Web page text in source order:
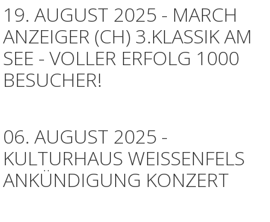
19. AUGUST 2025 - MARCH
ANZEIGER (CH) 3.KLASSIK AM
SEE - VOLLER ERFOLG 1000
BESUCHER!
06. AUGUST 2025 -
KULTURHAUS WEISSENFELS
ANKÜNDIGUNG KONZERT